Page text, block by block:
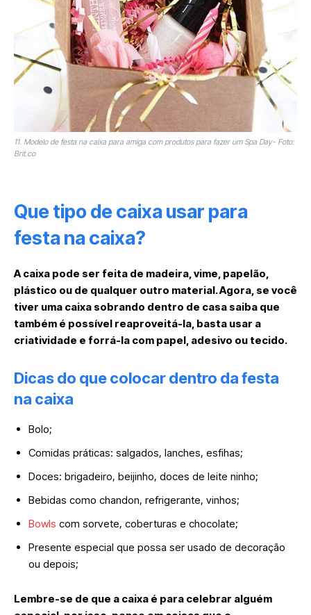
11. Modelo de festa na caixa para amiga com produtos para fazer um Spa Day- Foto:
Brit.co
Que tipo de caixa usar para
festa na caixa?
A caixa pode ser feita de madeira, vime, papelão,
plástico ou de qualquer outro material. Agora, se você
tiver uma caixa sobrando dentro de casa saiba que
também é possível reaproveitá-la, basta usar a
criatividade e forrá-la com papel, adesivo ou tecido.
Dicas do que colocar dentro da festa
na caixa
Bolo;
Comidas práticas: salgados, lanches, esfihas;
Doces: brigadeiro, beijinho, doces de leite ninho;
Bebidas como chandon, refrigerante, vinhos;
Bowls com sorvete, coberturas e chocolate;
Presente especial que possa ser usado de decoração
ou depois;
Lembre-se de que a caixa é para celebrar alguém